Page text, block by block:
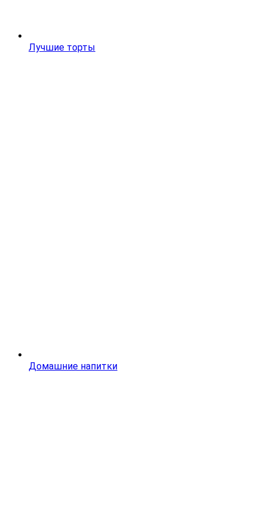
Лучшие торты
Домашние напитки